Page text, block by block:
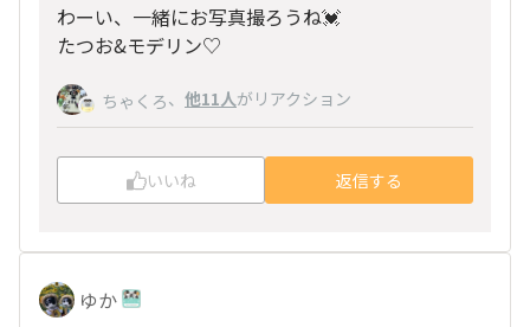
わーい、一緒にお写真撮ろうね💓
たつお&モデリン♡
ちゃくろ、 他11人がリアクション
いいね 返信する
ゆか